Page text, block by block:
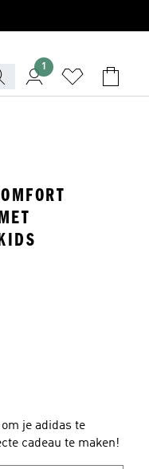
1
je adidas te
cadeau te maken!